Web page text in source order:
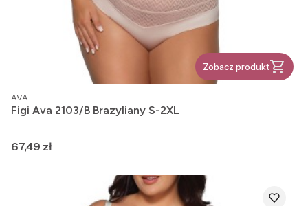
Zobacz produkt
PRODUCENT
AVA
Figi Ava 2103/B Brazyliany S-2XL
Cena
67,49 zł